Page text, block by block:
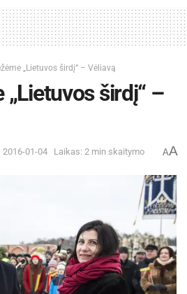
„Lietuvos širdį“ – Vėliavą
„Lietuvos širdį“ –
2016-01-04 Laikas: 2 min skaitymo AA